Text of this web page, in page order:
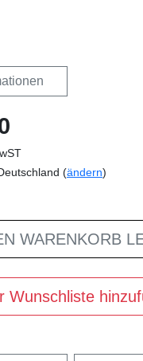
(ändern)
WARENKORB
Wunschliste